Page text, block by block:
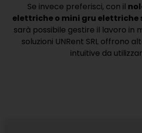
Se invece preferisci, con il
elettriche o mini gru elettriche
sarà possibile gestire il lavoro in
soluzioni UNRent SRL offrono
intuitive da